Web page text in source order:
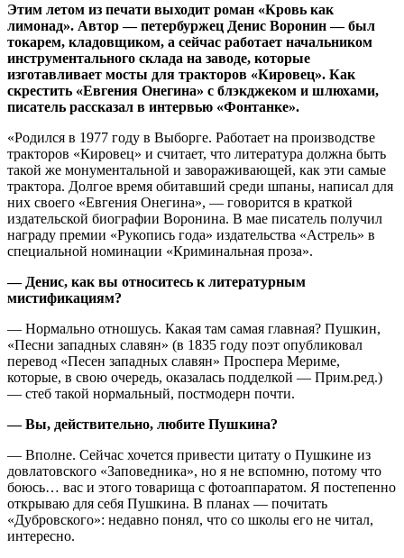
Этим летом из печати выходит роман «Кровь как
лимонад». Автор — петербуржец Денис Воронин — был
токарем, кладовщиком, а сейчас работает начальником
инструментального склада на заводе, которые
изготавливает мосты для тракторов «Кировец». Как
скрестить «Евгения Онегина» с блэкджеком и шлюхами,
писатель рассказал в интервью «Фонтанке».
«Родился в 1977 году в Выборге. Работает на производстве
тракторов «Кировец» и считает, что литература должна быть
такой же монументальной и завораживающей, как эти самые
трактора. Долгое время обитавший среди шпаны, написал для
них своего «Евгения Онегина», — говорится в краткой
издательской биографии Воронина. В мае писатель получил
награду премии «Рукопись года» издательства «Астрель» в
специальной номинации «Криминальная проза».
— Денис, как вы относитесь к литературным
мистификациям?
— Нормально отношусь. Какая там самая главная? Пушкин,
«Песни западных славян» (в 1835 году поэт опубликовал
перевод «Песен западных славян» Проспера Мериме,
которые, в свою очередь, оказалась подделкой — Прим.ред.)
— стеб такой нормальный, постмодерн почти.
— Вы, действительно, любите Пушкина?
— Вполне. Сейчас хочется привести цитату о Пушкине из
довлатовского «Заповедника», но я не вспомню, потому что
боюсь… вас и этого товарища с фотоаппаратом. Я постепенно
открываю для себя Пушкина. В планах — почитать
«Дубровского»: недавно понял, что со школы его не читал,
интересно.